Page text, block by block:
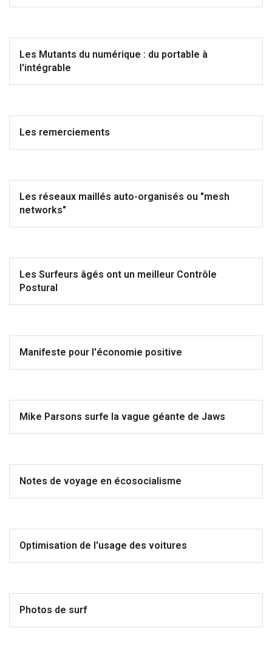
Les Mutants du numérique : du portable à
l'intégrable
Les remerciements
Les réseaux maillés auto-organisés ou "mesh
networks"
Les Surfeurs âgés ont un meilleur Contrôle
Postural
Manifeste pour l'économie positive
Mike Parsons surfe la vague géante de Jaws
Notes de voyage en écosocialisme
Optimisation de l'usage des voitures
Photos de surf